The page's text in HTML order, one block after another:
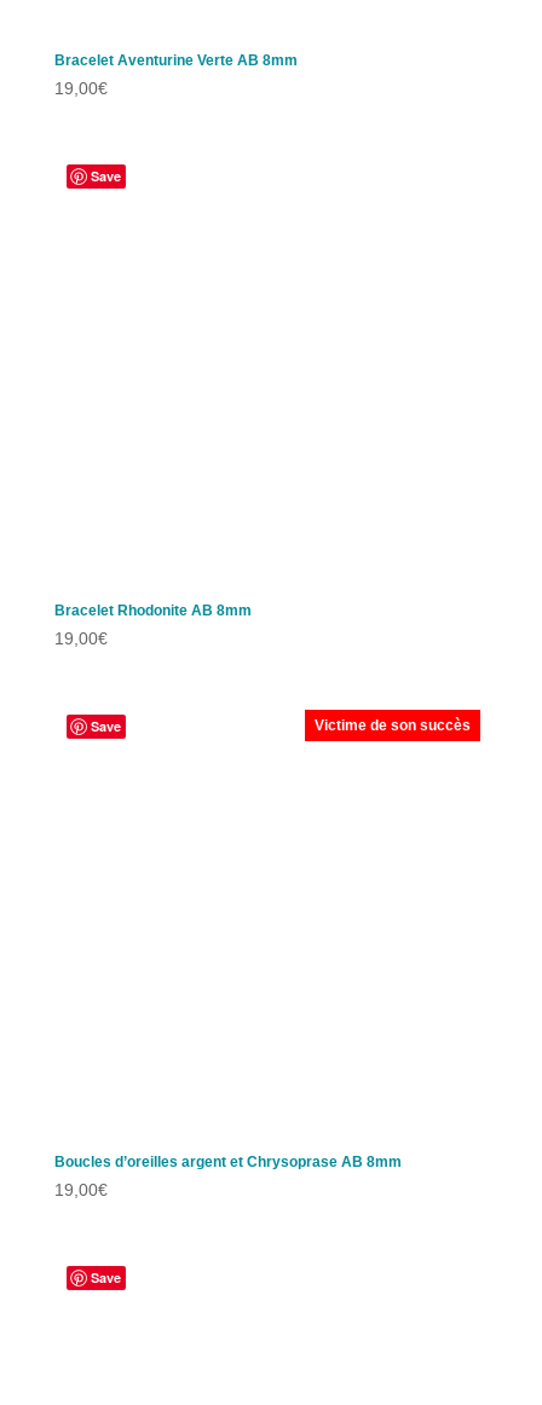
Bracelet Aventurine Verte AB 8mm
19,00€
Save
Bracelet Rhodonite AB 8mm
19,00€
Save Victime de son succès
Boucles d’oreilles argent et Chrysoprase AB 8mm
19,00€
Save